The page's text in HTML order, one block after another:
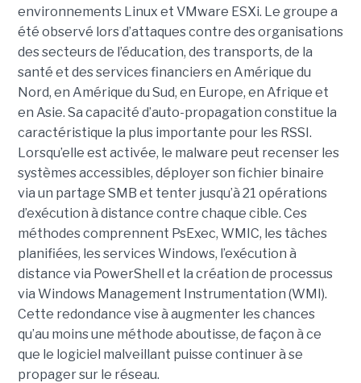
environnements Linux et VMware ESXi. Le groupe a
été observé lors d’attaques contre des organisations
des secteurs de l’éducation, des transports, de la
santé et des services financiers en Amérique du
Nord, en Amérique du Sud, en Europe, en Afrique et
en Asie. Sa capacité d’auto-propagation constitue la
caractéristique la plus importante pour les RSSI.
Lorsqu’elle est activée, le malware peut recenser les
systèmes accessibles, déployer son fichier binaire
via un partage SMB et tenter jusqu’à 21 opérations
d’exécution à distance contre chaque cible. Ces
méthodes comprennent PsExec, WMIC, les tâches
planifiées, les services Windows, l’exécution à
distance via PowerShell et la création de processus
via Windows Management Instrumentation (WMI).
Cette redondance vise à augmenter les chances
qu’au moins une méthode aboutisse, de façon à ce
que le logiciel malveillant puisse continuer à se
propager sur le réseau.